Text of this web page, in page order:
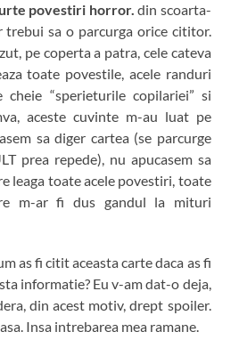
povestiri horror.din scoarta-
trebui sa o parcurga orice cititor.
pe coperta a patra, cele cateva
toate povestile, acele randuri
“sperieturile copilariei” si
aceste cuvinte m-au luat pe
sa diger cartea (se parcurge
prea repede), nu apucasem sa
leaga toate acele povestiri, toate
m-ar fi dus gandul la mituri
as fi citit aceasta carte daca as fi
informatie? Eu v-am dat-o deja,
din acest motiv, drept spoiler.
Insa intrebarea mea ramane.